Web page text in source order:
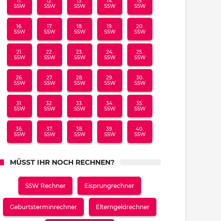
SSW
SSW
SSW
SSW
SSW
16.
SSW
17.
SSW
18.
SSW
19.
SSW
20.
SSW
21.
SSW
22.
SSW
23.
SSW
24.
SSW
25.
SSW
26.
SSW
27.
SSW
28.
SSW
29.
SSW
30.
SSW
31.
SSW
32.
SSW
33.
SSW
34.
SSW
35.
SSW
36.
SSW
37.
SSW
38.
SSW
39.
SSW
40.
SSW
MÜSST IHR NOCH RECHNEN?
SSW Rechner Eisprungrechner
Geburtsterminrechner Elterngeldrechner